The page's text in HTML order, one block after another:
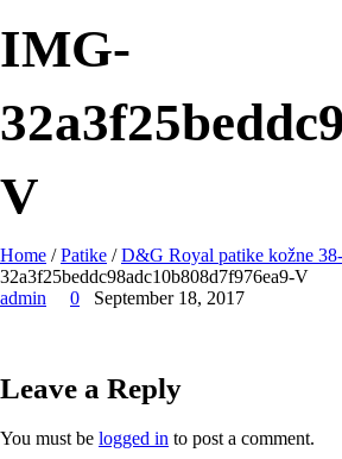
IMG-
V
Home /Patike /D&G Royal patike kožne
32a3f25beddc98adc10b808d7f976ea9-V
admin
0 September 18, 2017
Leave a Reply
You must be logged in to post a comment.